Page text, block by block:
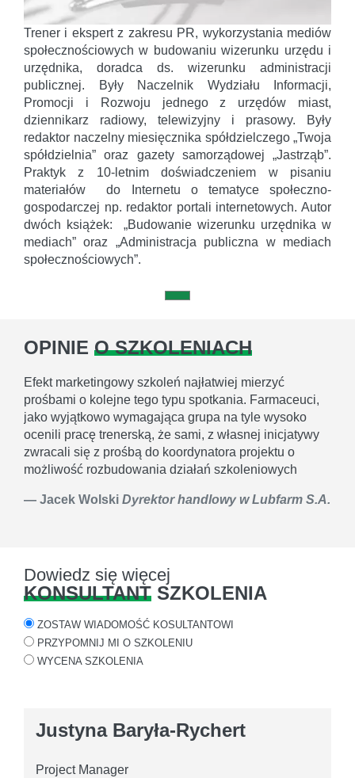
Trener i ekspert z zakresu PR, wykorzystania mediów
społecznościowych w budowaniu wizerunku urzędu i
urzędnika, doradca ds. wizerunku administracji
publicznej. Były Naczelnik Wydziału Informacji,
Promocji i Rozwoju jednego z urzędów miast,
dziennikarz radiowy, telewizyjny i prasowy. Były
redaktor naczelny miesięcznika spółdzielczego „Twoja
spółdzielnia” oraz gazety samorządowej „Jastrząb”.
Praktyk z 10-letnim doświadczeniem w pisaniu
materiałów do Internetu o tematyce społeczno-
gospodarczej np. redaktor portali internetowych. Autor
dwóch książek: „Budowanie wizerunku urzędnika w
mediach” oraz „Administracja publiczna w mediach
społecznościowych”.
OPINIE O SZKOLENIACH
Efekt marketingowy szkoleń najłatwiej mierzyć
prośbami o kolejne tego typu spotkania. Farmaceuci,
jako wyjątkowo wymagająca grupa na tyle wysoko
ocenili pracę trenerską, że sami, z własnej inicjatywy
zwracali się z prośbą do koordynatora projektu o
możliwość rozbudowania działań szkoleniowych
Jacek Wolski Dyrektor handlowy w Lubfarm S.A.
Dowiedz się więcej
KONSULTANT SZKOLENIA
ZOSTAW WIADOMOŚĆ KOSULTANTOWI
PRZYPOMNIJ MI O SZKOLENIU
WYCENA SZKOLENIA
Justyna Baryła-Rychert
Project Manager